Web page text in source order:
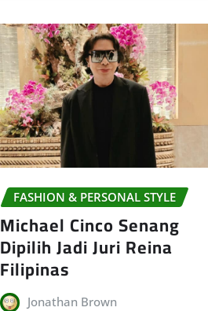
FASHION & PERSONAL STYLE
Michael Cinco Senang
Dipilih Jadi Juri Reina
Filipinas
Jonathan Brown